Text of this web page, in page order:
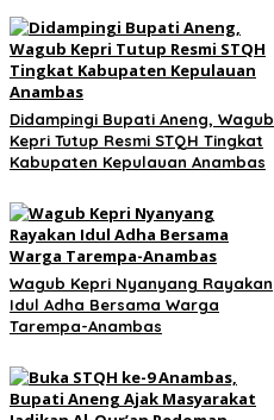
Didampingi Bupati Aneng, Wagub
Kepri Tutup Resmi STQH Tingkat
Kabupaten Kepulauan Anambas
Wagub Kepri Nyanyang Rayakan
Idul Adha Bersama Warga
Tarempa-Anambas